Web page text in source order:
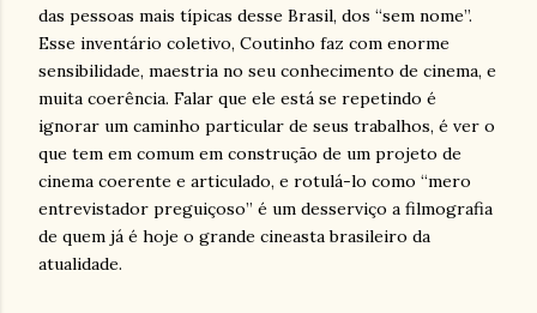
das pessoas mais típicas desse Brasil, dos “sem nome”.
Esse inventário coletivo, Coutinho faz com enorme
sensibilidade, maestria no seu conhecimento de cinema, e
muita coerência. Falar que ele está se repetindo é
ignorar um caminho particular de seus trabalhos, é ver o
que tem em comum em construção de um projeto de
cinema coerente e articulado, e rotulá-lo como “mero
entrevistador preguiçoso” é um desserviço a filmografia
de quem já é hoje o grande cineasta brasileiro da
atualidade.